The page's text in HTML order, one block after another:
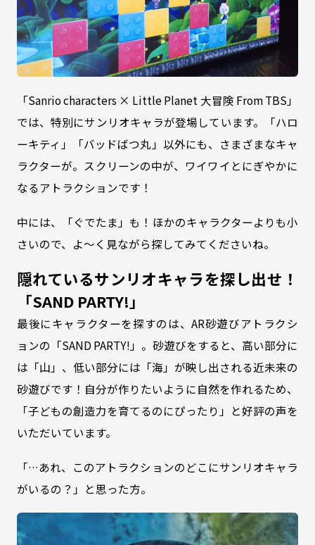
「Sanrio characters × Little Planet 大冒険 From TBS」
では、特別にサンリオキャラが登場しています。「ハロ
ーキティ」「バッドばつ丸」以外にも、さまざまなキャ
ラクターが。スクリーンの中が、ワイワイとにぎやかに
なるアトラクションです！
中には、「ぐでたま」も！ほかのキャラクターよりも小
さいので、よ〜く見ながら探してみてくださいね。
隠れているサンリオキャラを探し出せ！
「SAND PARTY!」
最後にキャラクターを探すのは、AR砂遊びアトラクシ
ョンの「SAND PARTY!」。砂遊びをすると、高い部分に
は「山」、低い部分には「海」が映し出される近未来の
砂遊びです！自分が作りたいように自然を作れるため、
「子どもの創造力を育てるのにぴったり」と好評の声を
いただいています。
「…あれ、このアトラクションのどこにサンリオキャラ
がいるの？」と思った方。